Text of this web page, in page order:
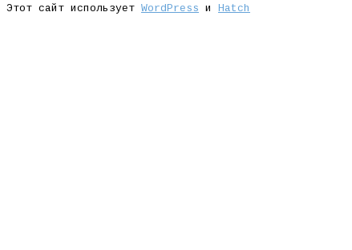
Этот сайт использует WordPress и Hatch